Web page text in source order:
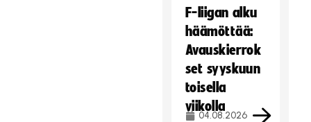
F-liigan alku
häämöttää:
Avauskierrok
set syyskuun
toisella
viikolla
04.08.2026